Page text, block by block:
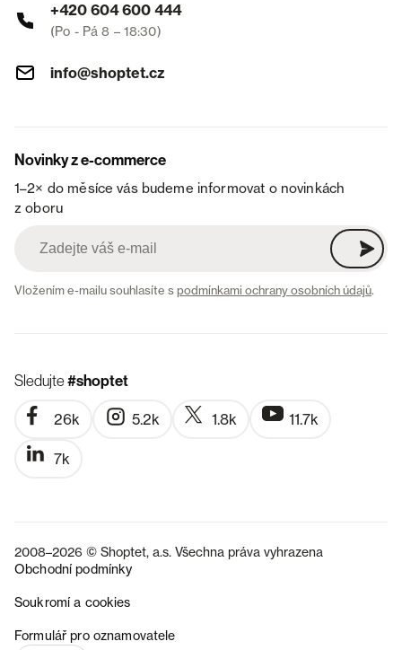
+420 604 600 444
(Po - Pá 8 – 18:30)
info@shoptet.cz
Novinky z e-commerce
1–2× do měsíce vás budeme informovat o novinkách
z oboru
Vložením e-mailu souhlasíte spodmínkami ochrany osobních údajů.
Sledujte#shoptet
26k 5.2k 1.8k 11.7k
7k
2008–2026 © Shoptet, a.s. Všechna práva vyhrazena
Obchodní podmínky
Soukromí a cookies
Formulář pro oznamovatele